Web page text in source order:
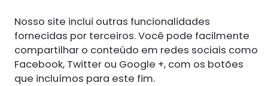
Nosso site inclui outras funcionalidades
fornecidas por terceiros. Você pode facilmente
compartilhar o conteúdo em redes sociais como
Facebook, Twitter ou Google +, com os botões
que incluímos para este fim.